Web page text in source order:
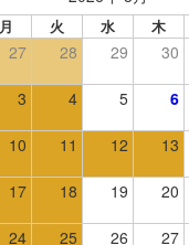
月 火 水 木
27 28 29 30
3 4 5 6
10 11 12 13
17 18 19 20
24 25 26 27